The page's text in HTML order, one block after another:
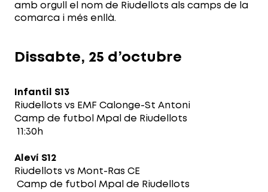
amb orgull el nom de Riudellots als camps de la
comarca i més enllà.
Dissabte, 25 d’octubre
Infantil S13
Riudellots vs EMF Calonge-St Antoni
Camp de futbol Mpal de Riudellots
11:30h
Aleví S12
Riudellots vs Mont-Ras CE
Camp de futbol Mpal de Riudellots